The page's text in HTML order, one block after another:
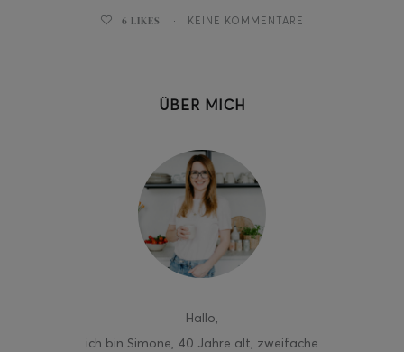
6 LIKES KEINE KOMMENTARE
ÜBER MICH
Hallo,
ich bin Simone, 40 Jahre alt, zweifache